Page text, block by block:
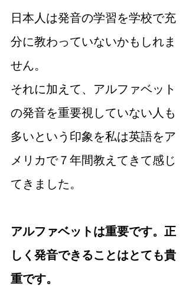
日本人は発音の学習を学校で充
分に教わっていないかもしれま
せん。
それに加えて、アルファベット
の発音を重要視していない人も
多いという印象を私は英語をア
メリカで７年間教えてきて感じ
てきました。
アルファベットは重要です。正
しく発音できることはとても貴
重です。